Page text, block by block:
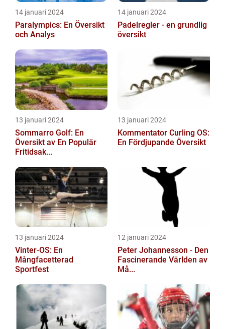
14 januari 2024
Paralympics: En Översikt
och Analys
14 januari 2024
Padelregler - en grundlig
översikt
13 januari 2024
Sommarro Golf: En
Översikt av En Populär
Fritidsak...
13 januari 2024
Kommentator Curling OS:
En Fördjupande Översikt
13 januari 2024
Vinter-OS: En
Mångfacetterad
Sportfest
12 januari 2024
Peter Johannesson - Den
Fascinerande Världen av
Må...